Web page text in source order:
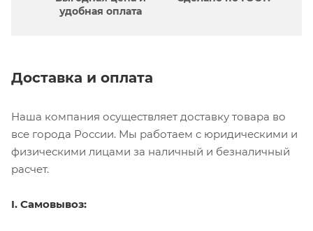
удобная оплата
Доставка и оплата
Наша компания осуществляет доставку товара во
все города России. Мы работаем с юридическими и
физическими лицами за наличный и безналичный
расчет.
I. Самовывоз: